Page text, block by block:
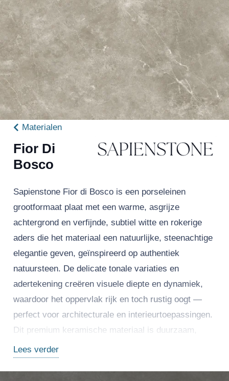
Materialen
Fior Di
Bosco
Sapienstone Fior di Bosco is een porseleinen
grootformaat plaat met een warme, asgrijze
achtergrond en verfijnde, subtiel witte en rokerige
aders die het materiaal een natuurlijke, steenachtige
elegantie geven, geïnspireerd op authentiek
natuursteen. De delicate tonale variaties en
adertekening creëren visuele diepte en dynamiek,
waardoor het oppervlak rijk en toch rustig oogt —
perfect voor architecturale en interieurtoepassingen.
Dit premium keramische materiaal is duurzaam,
onderhoudsvriendelijk en resistent tegen krassen,
vlekken en hitte, wat het uitermate geschikt maakt
Lees verder